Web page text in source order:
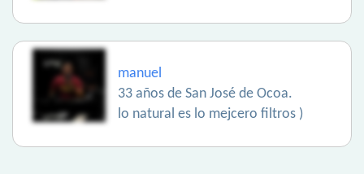
manuel
33 años de San José de Ocoa.
lo natural es lo mejcero filtros )